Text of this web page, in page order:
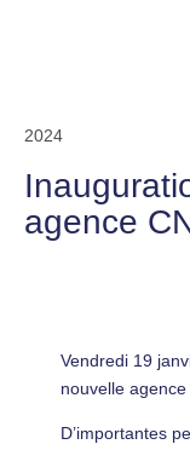
2024
agence
Vendredi 19
nouvelle agence
D’importantes